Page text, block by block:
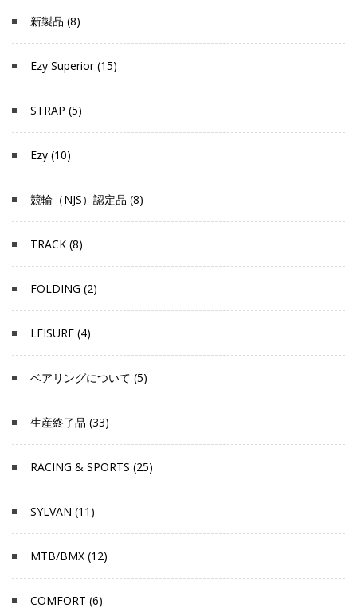
新製品 (8)
Ezy Superior (15)
STRAP (5)
Ezy (10)
競輪（NJS）認定品 (8)
TRACK (8)
FOLDING (2)
LEISURE (4)
ベアリングについて (5)
生産終了品 (33)
RACING & SPORTS (25)
SYLVAN (11)
MTB/BMX (12)
COMFORT (6)